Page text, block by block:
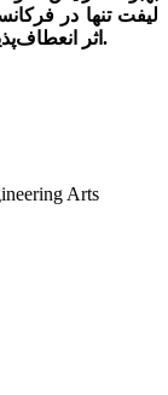
لیفتتنها در
اثربه بقیه بیشتر است.
Arts